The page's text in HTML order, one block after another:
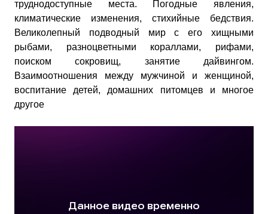
труднодоступные места. Погодные явления,
климатические изменения, стихийные бедствия.
Великолепный подводный мир с его хищными
рыбами, разноцветными кораллами, рифами,
поиском сокровищ, занятие дайвингом.
Взаимоотношения между мужчиной и женщиной,
воспитание детей, домашних питомцев и многое
другое